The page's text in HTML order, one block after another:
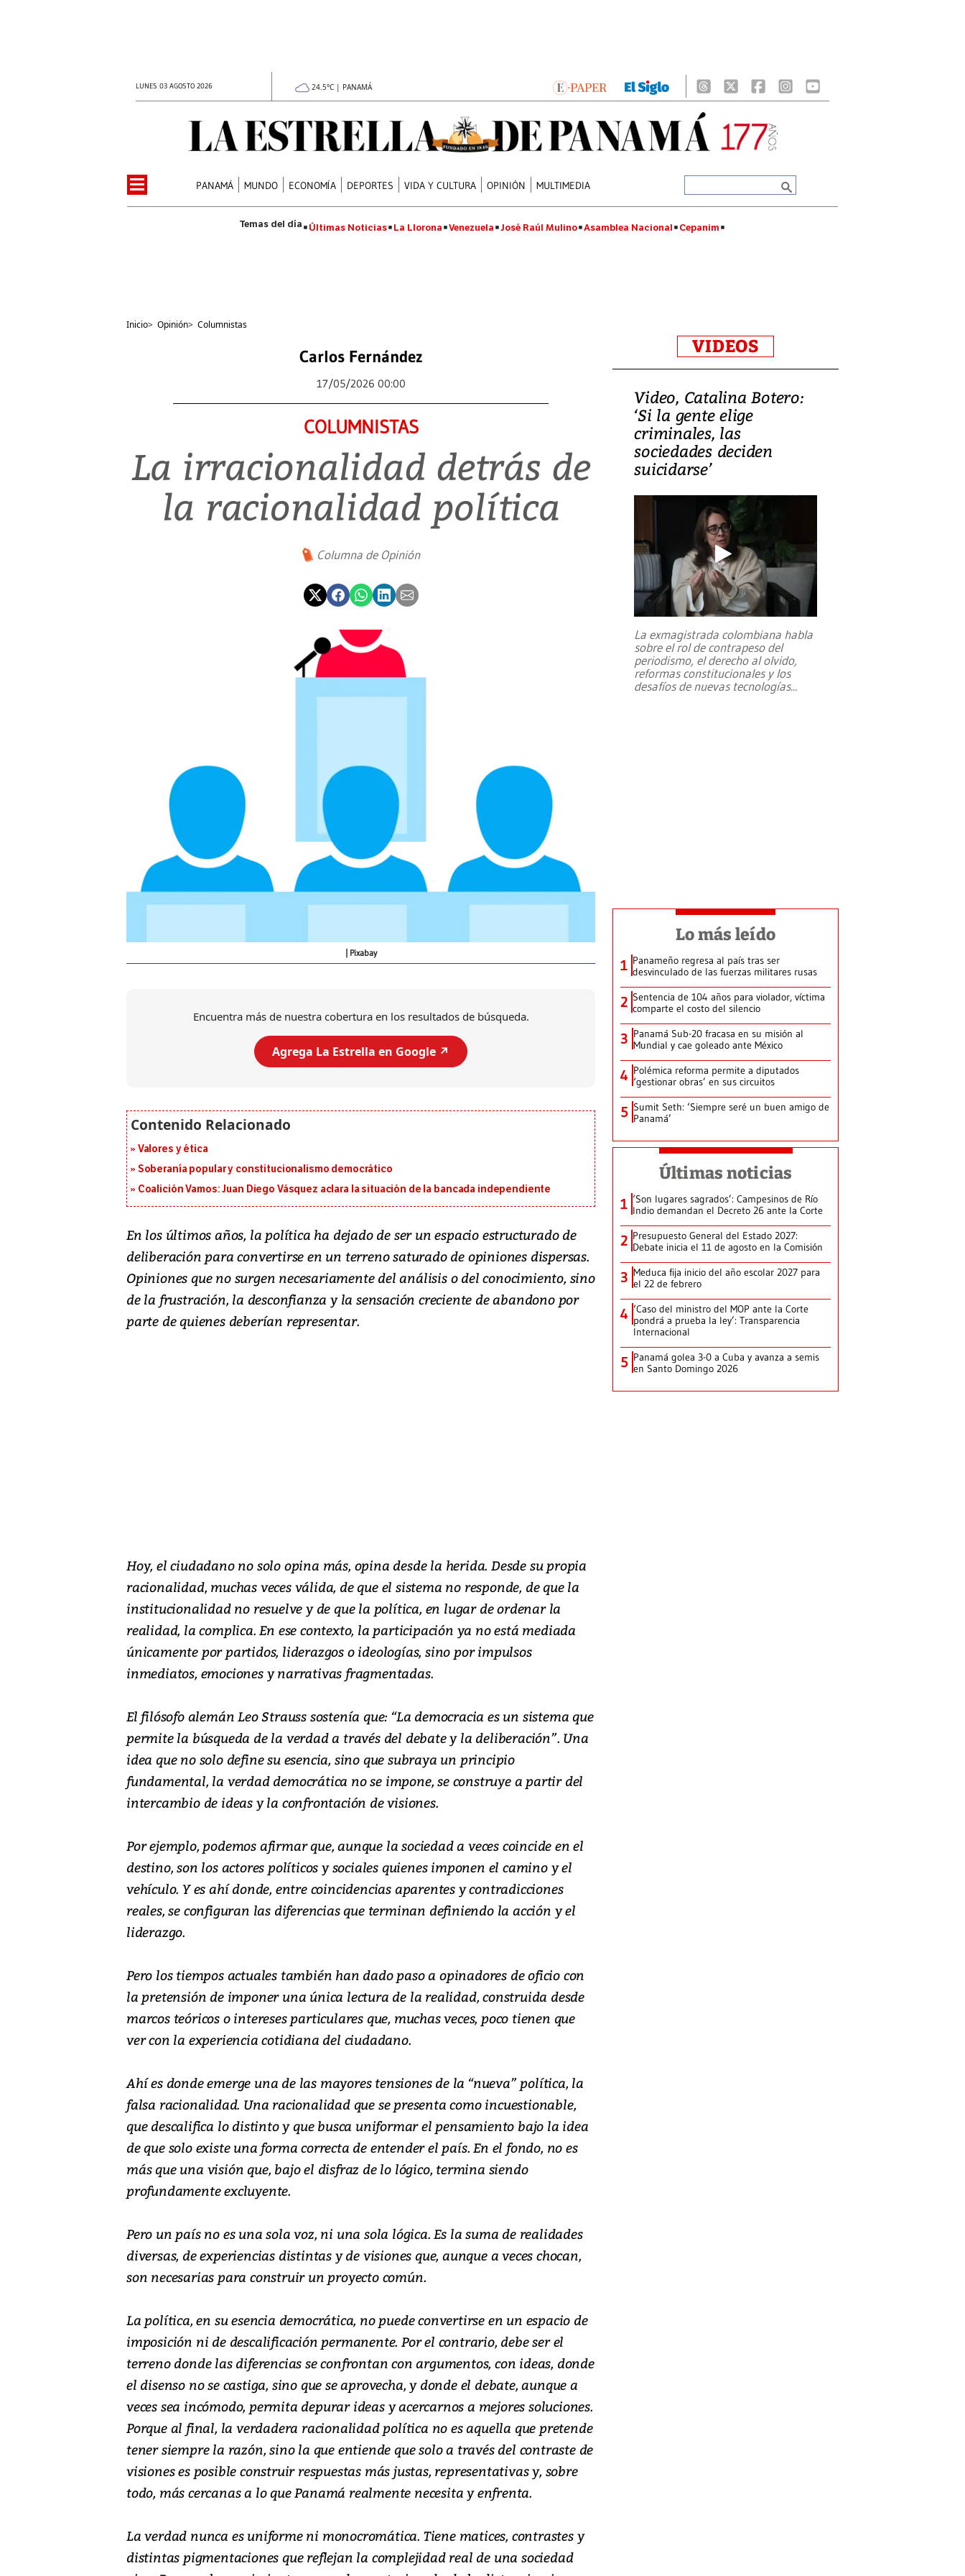
LUNES 03 AGOSTO 2026 24.5°C | PANAMÁ
PANAMÁ MUNDO ECONOMÍA DEPORTES VIDA Y CULTURA OPINIÓN MULTIMEDIA
Últimas Noticias La Llorona Venezuela José Raúl Mulino Asamblea Nacional Cepanim
Inicio> Opinión> Columnistas
Carlos Fernández
17/05/2026 00:00
COLUMNISTAS
La irracionalidad detrás de
la racionalidad política
Columna de Opinión
Pixabay
Encuentra más de nuestra cobertura en los resultados de búsqueda.
Agrega La Estrella en Google ↗️
Valores y ética
Soberanía popular y constitucionalismo democrático
Coalición Vamos: Juan Diego Vásquez aclara la situación de la bancada independiente
En los últimos años, la política ha dejado de ser un espacio estructurado de
deliberación para convertirse en un terreno saturado de opiniones dispersas.
Opiniones que no surgen necesariamente del análisis o del conocimiento, sino
de la frustración, la desconfianza y la sensación creciente de abandono por
parte de quienes deberían representar.
Hoy, el ciudadano no solo opina más, opina desde la herida. Desde su propia
racionalidad, muchas veces válida, de que el sistema no responde, de que la
institucionalidad no resuelve y de que la política, en lugar de ordenar la
realidad, la complica. En ese contexto, la participación ya no está mediada
únicamente por partidos, liderazgos o ideologías, sino por impulsos
inmediatos, emociones y narrativas fragmentadas.
El filósofo alemán Leo Strauss sostenía que: “La democracia es un sistema que
permite la búsqueda de la verdad a través del debate y la deliberación”. Una
idea que no solo define su esencia, sino que subraya un principio
fundamental, la verdad democrática no se impone, se construye a partir del
intercambio de ideas y la confrontación de visiones.
Por ejemplo, podemos afirmar que, aunque la sociedad a veces coincide en el
destino, son los actores políticos y sociales quienes imponen el camino y el
vehículo. Y es ahí donde, entre coincidencias aparentes y contradicciones
reales, se configuran las diferencias que terminan definiendo la acción y el
liderazgo.
Pero los tiempos actuales también han dado paso a opinadores de oficio con
la pretensión de imponer una única lectura de la realidad, construida desde
marcos teóricos o intereses particulares que, muchas veces, poco tienen que
ver con la experiencia cotidiana del ciudadano.
Ahí es donde emerge una de las mayores tensiones de la “nueva” política, la
falsa racionalidad. Una racionalidad que se presenta como incuestionable,
que descalifica lo distinto y que busca uniformar el pensamiento bajo la idea
de que solo existe una forma correcta de entender el país. En el fondo, no es
más que una visión que, bajo el disfraz de lo lógico, termina siendo
profundamente excluyente.
Pero un país no es una sola voz, ni una sola lógica. Es la suma de realidades
diversas, de experiencias distintas y de visiones que, aunque a veces chocan,
son necesarias para construir un proyecto común.
La política, en su esencia democrática, no puede convertirse en un espacio de
imposición ni de descalificación permanente. Por el contrario, debe ser el
terreno donde las diferencias se confrontan con argumentos, con ideas, donde
el disenso no se castiga, sino que se aprovecha, y donde el debate, aunque a
veces sea incómodo, permita depurar ideas y acercarnos a mejores soluciones.
Porque al final, la verdadera racionalidad política no es aquella que pretende
tener siempre la razón, sino la que entiende que solo a través del contraste de
visiones es posible construir respuestas más justas, representativas y, sobre
todo, más cercanas a lo que Panamá realmente necesita y enfrenta.
La verdad nunca es uniforme ni monocromática. Tiene matices, contrastes y
distintas pigmentaciones que reflejan la complejidad real de una sociedad
VIDEOS
Video, Catalina Botero:
‘Si la gente elige
criminales, las
sociedades deciden
suicidarse’
La exmagistrada colombiana habla
sobre el rol de contrapeso del
periodismo, el derecho al olvido,
reformas constitucionales y los
desafíos de nuevas tecnologías...
Lo más leído
1 Panameño regresa al país tras ser
desvinculado de las fuerzas militares rusas
2 Sentencia de 104 años para violador, víctima
comparte el costo del silencio
3 Panamá Sub-20 fracasa en su misión al
Mundial y cae goleado ante México
4 Polémica reforma permite a diputados
‘gestionar obras’ en sus circuitos
5 Sumit Seth: ‘Siempre seré un buen amigo de
Panamá’
Últimas noticias
1 ‘Son lugares sagrados’: Campesinos de Río
Indio demandan el Decreto 26 ante la Corte
2 Presupuesto General del Estado 2027:
Debate inicia el 11 de agosto en la Comisión
3 Meduca fija inicio del año escolar 2027 para
el 22 de febrero
4 ‘Caso del ministro del MOP ante la Corte
pondrá a prueba la ley’: Transparencia
Internacional
5 Panamá golea 3-0 a Cuba y avanza a semis
en Santo Domingo 2026